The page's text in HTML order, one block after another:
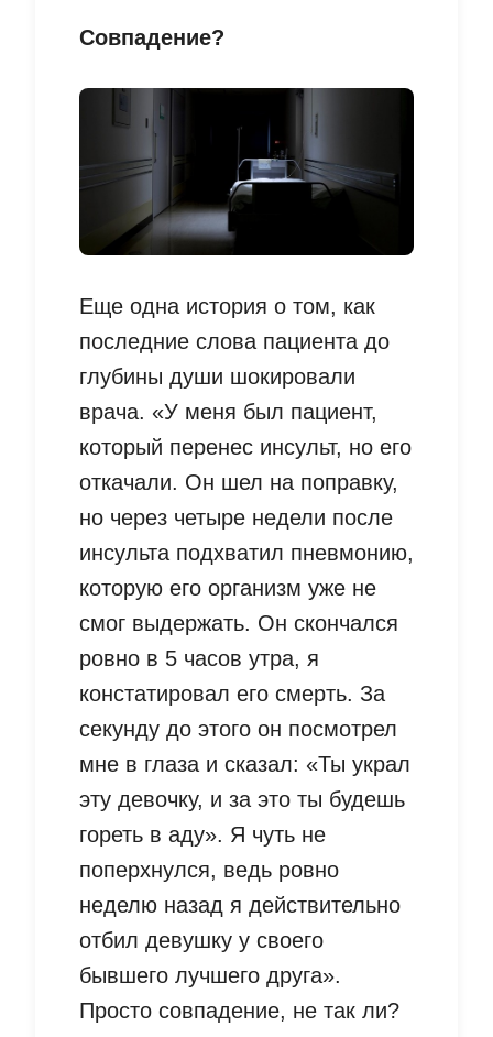
Совпадение?
Еще одна история о том, как
последние слова пациента до
глубины души шокировали
врача. «У меня был пациент,
который перенес инсульт, но его
откачали. Он шел на поправку,
но через четыре недели после
инсульта подхватил пневмонию,
которую его организм уже не
смог выдержать. Он скончался
ровно в 5 часов утра, я
констатировал его смерть. За
секунду до этого он посмотрел
мне в глаза и сказал: «Ты украл
эту девочку, и за это ты будешь
гореть в аду». Я чуть не
поперхнулся, ведь ровно
неделю назад я действительно
отбил девушку у своего
бывшего лучшего друга».
Просто совпадение, не так ли?